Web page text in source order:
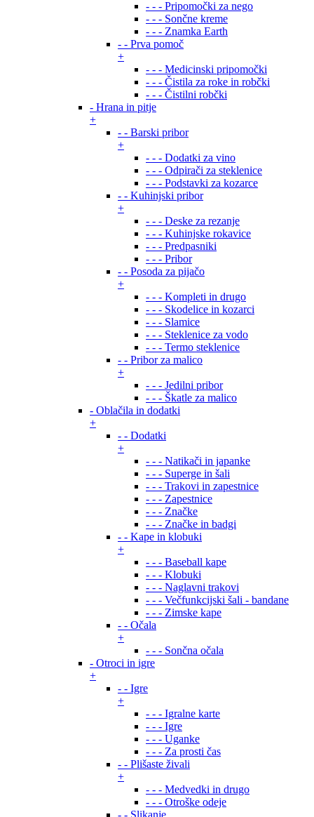
- - - Pripomočki za nego
- - - Sončne kreme
- - - Znamka Earth
- - Prva pomoč
+
- - - Medicinski pripomočki
- - - Čistila za roke in robčki
- - - Čistilni robčki
- Hrana in pitje
+
- - Barski pribor
+
- - - Dodatki za vino
- - - Odpirači za steklenice
- - - Podstavki za kozarce
- - Kuhinjski pribor
+
- - - Deske za rezanje
- - - Kuhinjske rokavice
- - - Predpasniki
- - - Pribor
- - Posoda za pijačo
+
- - - Kompleti in drugo
- - - Skodelice in kozarci
- - - Slamice
- - - Steklenice za vodo
- - - Termo steklenice
- - Pribor za malico
+
- - - Jedilni pribor
- - - Škatle za malico
- Oblačila in dodatki
+
- - Dodatki
+
- - - Natikači in japanke
- - - Superge in šali
- - - Trakovi in zapestnice
- - - Zapestnice
- - - Značke
- - - Značke in badgi
- - Kape in klobuki
+
- - - Baseball kape
- - - Klobuki
- - - Naglavni trakovi
- - - Večfunkcijski šali - bandane
- - - Zimske kape
- - Očala
+
- - - Sončna očala
- Otroci in igre
+
- - Igre
+
- - - Igralne karte
- - - Igre
- - - Uganke
- - - Za prosti čas
- - Plišaste živali
+
- - - Medvedki in drugo
- - - Otroške odeje
- - Slikanje